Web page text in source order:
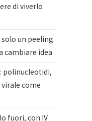
di viverlo
solo un peeling
cambiare idea
polinucleotidi,
come
fuori, con IV